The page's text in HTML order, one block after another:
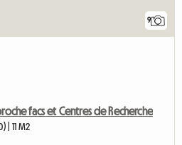
9
facs et Centres de Recherche
11 M2